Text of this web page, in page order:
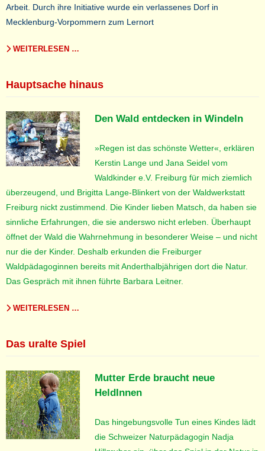
Arbeit. Durch ihre Initiative wurde ein verlassenes Dorf in
Mecklenburg-Vorpommern zum Lernort
WEITERLESEN …
Hauptsache hinaus
Den Wald entdecken in Windeln
»Regen ist das schönste Wetter«, erklären
Kerstin Lange und Jana Seidel vom
Waldkinder e.V. Freiburg für mich ziemlich
überzeugend, und Brigitta Lange-Blinkert von der Waldwerkstatt
Freiburg nickt zustimmend. Die Kinder lieben Matsch, da haben sie
sinnliche Erfahrungen, die sie anderswo nicht erleben. Überhaupt
öffnet der Wald die Wahrnehmung in besonderer Weise – und nicht
nur die der Kinder. Deshalb erkunden die Freiburger
Waldpädagoginnen bereits mit Anderthalbjährigen dort die Natur.
Das Gespräch mit ihnen führte Barbara Leitner.
WEITERLESEN …
Das uralte Spiel
Mutter Erde braucht neue
HeldInnen
Das hingebungsvolle Tun eines Kindes lädt
die Schweizer Naturpädagogin Nadja